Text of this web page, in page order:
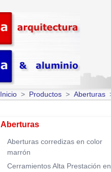
Inicio Productos Aberturas
Aberturas
Aberturas corredizas en color
marrón
Cerramientos Alta Prestación en